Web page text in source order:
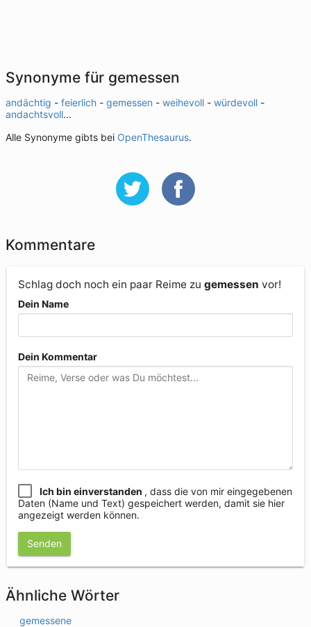
Synonyme für gemessen
andächtig - feierlich - gemessen - weihevoll - würdevoll -
andachtsvoll...
Alle Synonyme gibts bei OpenThesaurus.
Kommentare
Schlag doch noch ein paar Reime zu gemessen vor!
Dein Name
Dein Kommentar
Ich bin einverstanden , dass die von mir eingegebenen
Daten (Name und Text) gespeichert werden, damit sie hier
angezeigt werden können.
Senden
Ähnliche Wörter
gemessene